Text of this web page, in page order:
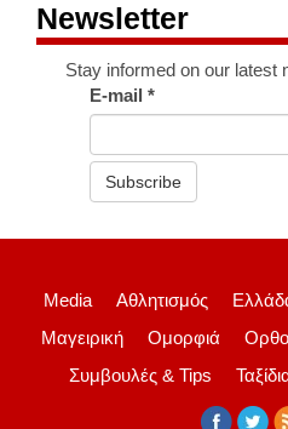
Newsletter
Stay informed on our latest
E-mail*
Subscribe
Media Αθλητισμός
Μαγειρική
Ομορφιά
Συμβουλές & Tips